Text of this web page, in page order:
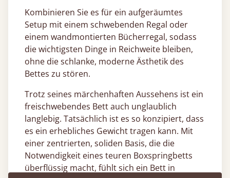
Kombinieren Sie es für ein aufgeräumtes
Setup mit einem schwebenden Regal oder
einem wandmontierten Bücherregal, sodass
die wichtigsten Dinge in Reichweite bleiben,
ohne die schlanke, moderne Ästhetik des
Bettes zu stören.
Trotz seines märchenhaften Aussehens ist ein
freischwebendes Bett auch unglaublich
langlebig. Tatsächlich ist es so konzipiert, dass
es ein erhebliches Gewicht tragen kann. Mit
einer zentrierten, soliden Basis, die die
Notwendigkeit eines teuren Boxspringbetts
überflüssig macht, fühlt sich ein Bett in